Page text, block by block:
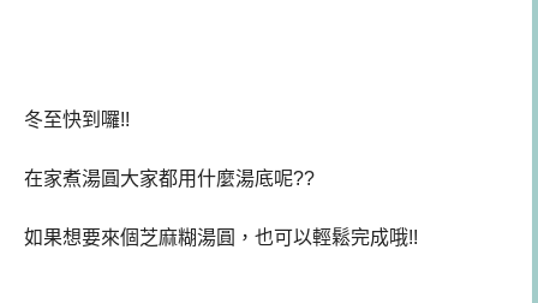
冬至快到囉!!
在家煮湯圓大家都用什麼湯底呢??
如果想要來個芝麻糊湯圓，也可以輕鬆完成哦!!